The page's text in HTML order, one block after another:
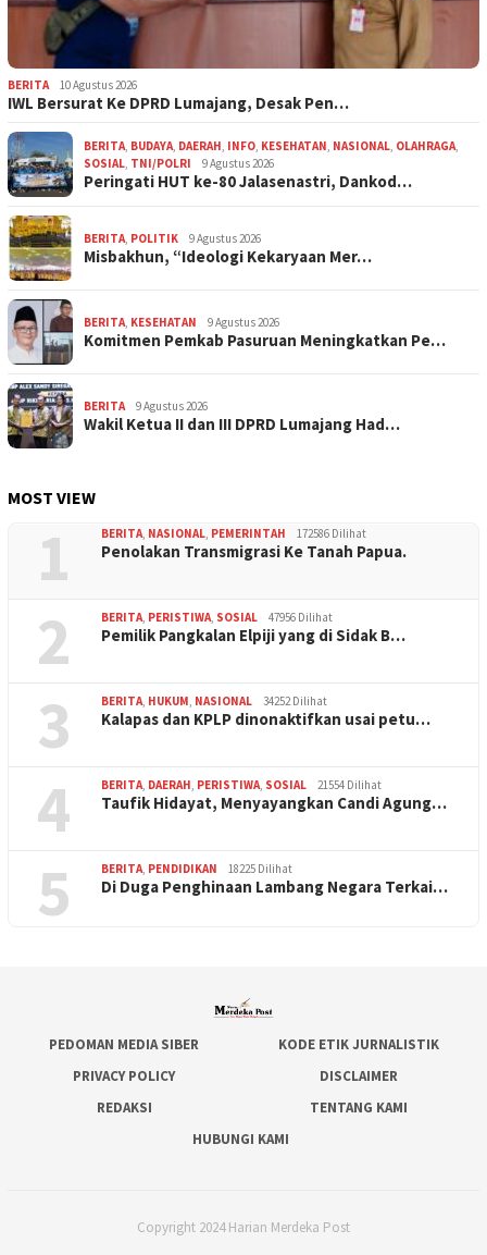
BERITA 10 Agustus 2026
IWL Bersurat Ke DPRD Lumajang, Desak Pen…
BERITA BUDAYA DAERAH INFO KESEHATAN NASIONAL OLAHRAGA
SOSIAL TNI/POLRI 9 Agustus 2026
Peringati HUT ke-80 Jalasenastri, Dankod…
BERITA POLITIK 9 Agustus 2026
Misbakhun, “Ideologi Kekaryaan Mer…
BERITA KESEHATAN 9 Agustus 2026
Komitmen Pemkab Pasuruan Meningkatkan Pe…
BERITA 9 Agustus 2026
Wakil Ketua II dan III DPRD Lumajang Had…
MOST VIEW
1 BERITA NASIONAL PEMERINTAH 172586 Dilihat
Penolakan Transmigrasi Ke Tanah Papua.
2 BERITA PERISTIWA SOSIAL 47956 Dilihat
Pemilik Pangkalan Elpiji yang di Sidak B…
3 BERITA HUKUM NASIONAL 34252 Dilihat
Kalapas dan KPLP dinonaktifkan usai petu…
4 BERITA DAERAH PERISTIWA SOSIAL 21554 Dilihat
Taufik Hidayat, Menyayangkan Candi Agung…
5 BERITA PENDIDIKAN 18225 Dilihat
Di Duga Penghinaan Lambang Negara Terkai…
PEDOMAN MEDIA SIBER
KODE ETIK JURNALISTIK
PRIVACY POLICY
DISCLAIMER
REDAKSI
TENTANG KAMI
HUBUNGI KAMI
Copyright 2024 Harian Merdeka Post